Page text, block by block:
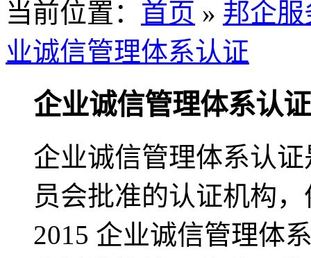
当前位置： 首页 » 邦企
业诚信管理体系认证
企业诚信管理体系认证
企业诚信管理体系认
员会批准的认证机构
2015 企业诚信管理体